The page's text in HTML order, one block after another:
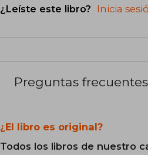
¿Leíste este libro? Inicia
Preguntas
¿El libro es original?
Todos los libros de nuestro